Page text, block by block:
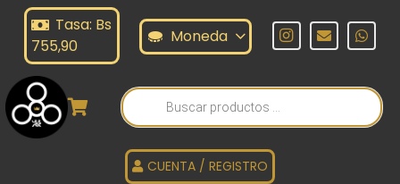
Tasa: Bs
755,90
Moneda
Búsqueda
de
productos
CUENTA / REGISTRO